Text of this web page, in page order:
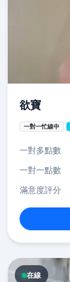
欲寶
一對一忙線中
一對多點數
一對一點數
滿意度評分
在線